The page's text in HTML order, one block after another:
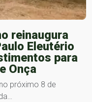
reinaugura
Eleutério
para
Onça
próximo 8 de